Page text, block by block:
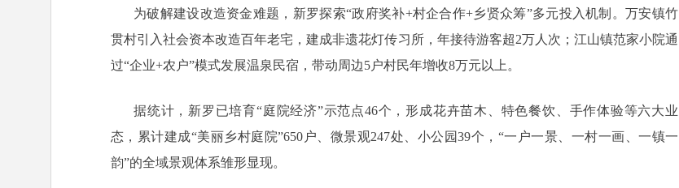
为破解建设改造资金难题，新罗探索“政府奖补+村企合作+乡贤众筹”多元投入机制。万安镇竹
贯村引入社会资本改造百年老宅，建成非遗花灯传习所，年接待游客超2万人次；江山镇范家小院通
过“企业+农户”模式发展温泉民宿，带动周边5户村民年增收8万元以上。
据统计，新罗已培育“庭院经济”示范点46个，形成花卉苗木、特色餐饮、手作体验等六大业
态，累计建成“美丽乡村庭院”650户、微景观247处、小公园39个，“一户一景、一村一画、一镇一
韵”的全域景观体系雏形显现。